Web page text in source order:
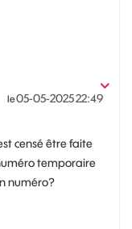
le‎05-05-202522:49
censé être faite
temporaire
numéro?